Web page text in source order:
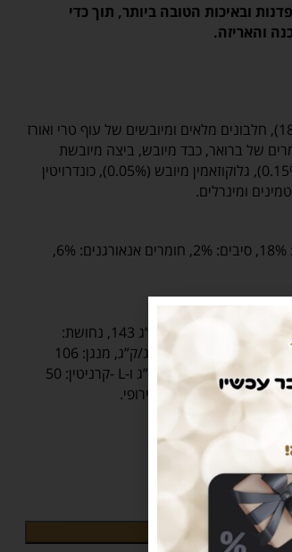
ובאיכות הטובה ביותר, תוך כדי
והאריזה.
עוף טרי ללא עצמות(מינימום 22%), אורז (18%), חלבונים מלאים ומיובשים של עוף טרי ואורז
של ברואר, כבד מיובש, ביצה מיובשת
שלמה, דיקלציום פוספט, תמציות פרי הדר (0.15%), גלוקוזאמין מיובש (0.05%), כונדרויטין
לחות: 10%, חלבונים: 28%, שמנים ושומנים: 18%, סיבים: 2%, חומרים אנאורגנים: 6%,
ויטמין A: מ”ג/ק”ג 21,516, ויטמין D3: מ”ג/ק”ג 1.969, ויטמין E: מ”ג/ק”ג 143, נחושת:
14.34 מ”ג/ק”ג, ביוטין: 0.24 מ”ג/ק”ג, ברזל: 233. מ”ג/ק”ג, יוד: 2.8 מ”ג/ק”ג, מנגן: 106
מ”ג/ק”ג, אבץ: 198 מ”ג/ק”ג, סלניום 0.32 מ”ג/ק”ג, טאורין: 996 מ”ג/ק”ג ו-L -קרניטין: 50
על ידי האיחוד האירופי.
לסל